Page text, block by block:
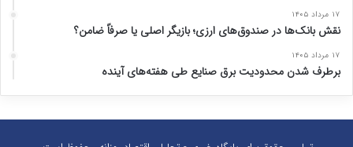
۱۷ مرداد ۱۴۰۵
نقش بانک‌ها در صندوق‌های ارزی؛ بازیگر اصلی یا صرفاً ضامن؟
۱۷ مرداد ۱۴۰۵
برطرف شدن محدودیت‌ برق صنایع طی هفته‌های آینده